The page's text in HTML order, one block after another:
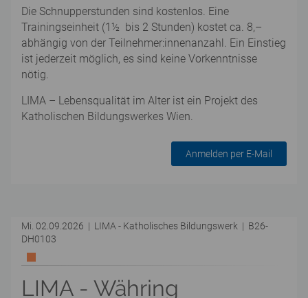
Die Schnupperstunden sind kostenlos. Eine
Trainingseinheit (1½ bis 2 Stunden) kostet ca. 8,–
abhängig von der Teilnehmer:innenanzahl. Ein Einstieg
ist jederzeit möglich, es sind keine Vorkenntnisse
nötig.
LIMA – Lebensqualität im Alter ist ein Projekt des
Katholischen Bildungswerkes Wien.
Anmelden per E-Mail
Mi. 02.09.2026 | LIMA - Katholisches Bildungswerk | B26-
DH0103
LIMA - Währing